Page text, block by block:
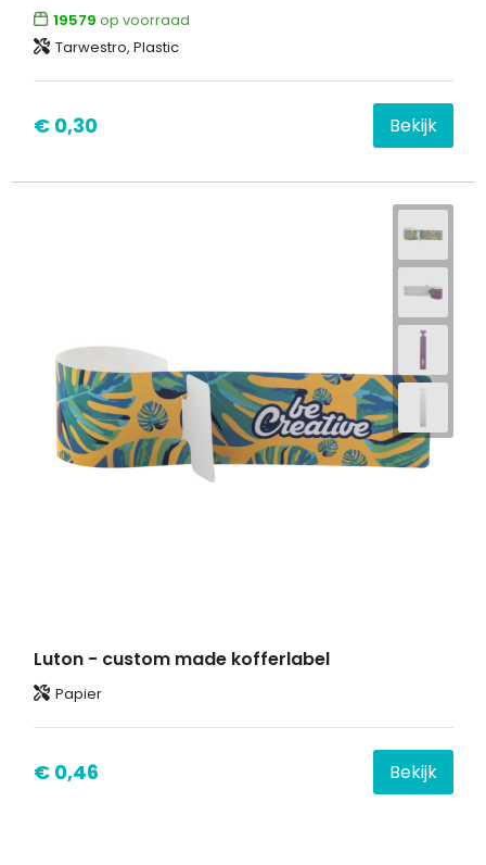
19579 op voorraad
Tarwestro, Plastic
€ 0,30 Bekijk
Luton - custom made kofferlabel
Papier
€ 0,46 Bekijk